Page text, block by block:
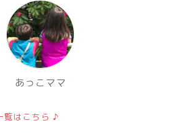
あっこママ
覧はこちら ♪